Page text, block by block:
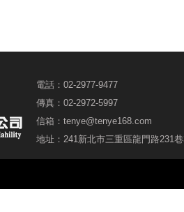
電話：02-2977-9477
傳真：02-2972-5997
信箱： tenye@tenye168.com
地址：241新北市三重區龍門路231